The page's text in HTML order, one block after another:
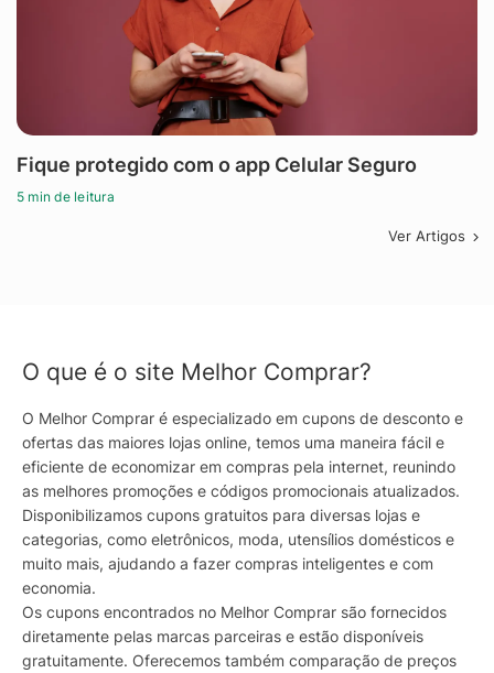
Fique protegido com o app Celular Seguro
5 min de leitura
Ver Artigos
O que é o site Melhor Comprar?
O Melhor Comprar é especializado em cupons de desconto e
ofertas das maiores lojas online, temos uma maneira fácil e
eficiente de economizar em compras pela internet, reunindo
as melhores promoções e códigos promocionais atualizados.
Disponibilizamos cupons gratuitos para diversas lojas e
categorias, como eletrônicos, moda, utensílios domésticos e
muito mais, ajudando a fazer compras inteligentes e com
economia.
Os cupons encontrados no Melhor Comprar são fornecidos
diretamente pelas marcas parceiras e estão disponíveis
gratuitamente. Oferecemos também comparação de preços